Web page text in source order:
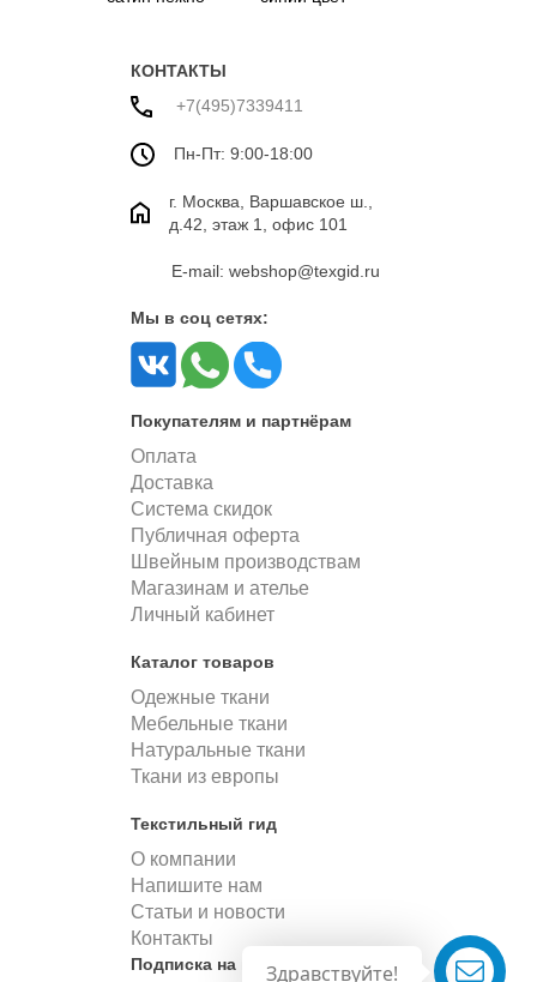
Здравствуйте!
КОНТАКТЫ
+7(495)7339411
Пн-Пт: 9:00-18:00
г. Москва, Варшавское ш.,
д.42, этаж 1, офис 101
E-mail: webshop@texgid.ru
Мы в соц сетях:
Покупателям и партнёрам
Оплата
Доставка
Система скидок
Публичная оферта
Швейным производствам
Магазинам и ателье
Личный кабинет
Каталог товаров
Одежные ткани
Мебельные ткани
Натуральные ткани
Ткани из европы
Текстильный гид
О компании
Напишите нам
Статьи и новости
Контакты
Подписка на новости